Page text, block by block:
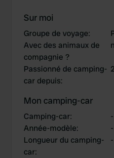
Sur moi
Groupe de voyage:
Avec des animaux de
compagnie ?
Passionné de camping-
car depuis:
Mon camping-car
Camping-car:
-
Année-modèle:
-
Longueur du camping-
car:
-